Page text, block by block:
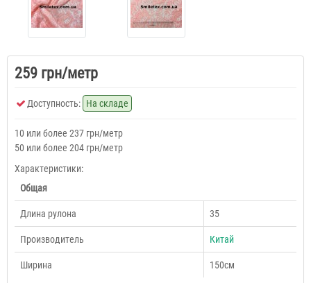
259 грн/метр
Доступность: На складе
10 или более 237 грн/метр
50 или более 204 грн/метр
Характеристики:
Общая
Длина рулона 35
Производитель Китай
Ширина 150см